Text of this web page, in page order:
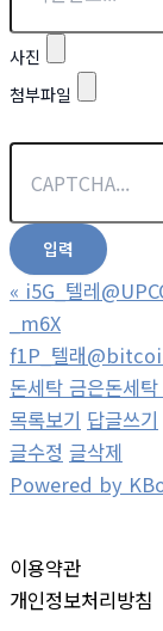
사진
첨부파일
« i5G_텔레
_m6X
f1P_텔래
돈세탁 금은돈세
목록보기 답글쓰기
글수정 글삭제
Powered by
이용약관
개인정보처리방침